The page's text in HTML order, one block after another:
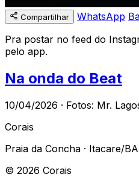
Compartilhar WhatsApp
Pra postar no feed do
pelo app.
Na onda do Beat
10/04/2026 · Fotos: Mr.
Corais
Praia da Concha · Itacare/BA
© 2026 Corais